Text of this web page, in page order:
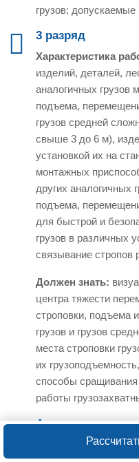
грузов; допускаемые
3 разряд
Характеристика
изделий, деталей,
аналогичных грузов
подъема,
грузов средней
свыше 3 до 6 м),
установкой их на
монтажных
других аналогичных
подъема,
для быстрой и
грузов в различных
связывание стропов
Должен знать:
центра тяжести
строповки, подъема
грузов и грузов
места строповки
их
способы сращивания
работы
4 разряд
Характеристика